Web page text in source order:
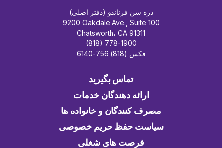
دره سن فرناندو (دفتر اصلی)
9200 Oakdale Ave., Suite 100
Chatsworth، CA 91311
(818) 778-1900
فکس (818) 756-6140
تماس بگیرید
ارائه دهندگان خدمات
مصرف کنندگان و خانواده ها
سیاست حفظ حریم خصوصی
فرصت های شغلی